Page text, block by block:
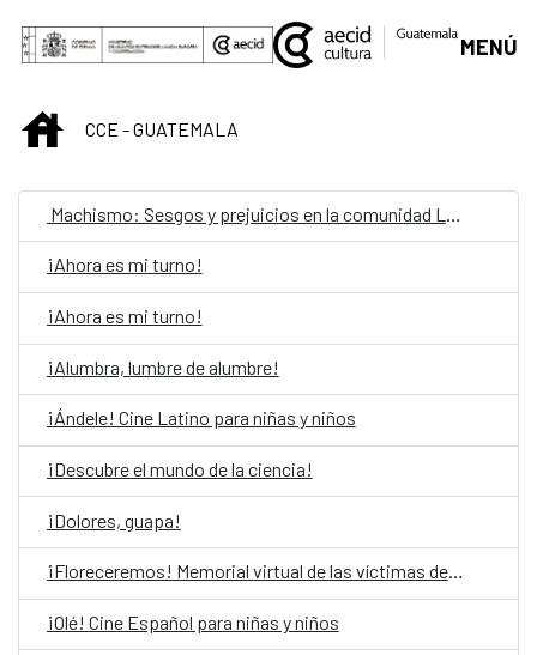
Saut au contenu principal
MENÚ
INICIOCCE - GUATEMALA
Machismo: Sesgos y prejuicios en la comunidad LGBTIQ
¡Ahora es mi turno!
¡Ahora es mi turno!
¡Alumbra, lumbre de alumbre!
¡Ándele! Cine Latino para niñas y niños
¡Descubre el mundo de la ciencia!
¡Dolores, guapa!
¡Floreceremos! Memorial virtual de las víctimas del Conflicto Armado Interno en Guatemala
¡Olé! Cine Español para niñas y niños